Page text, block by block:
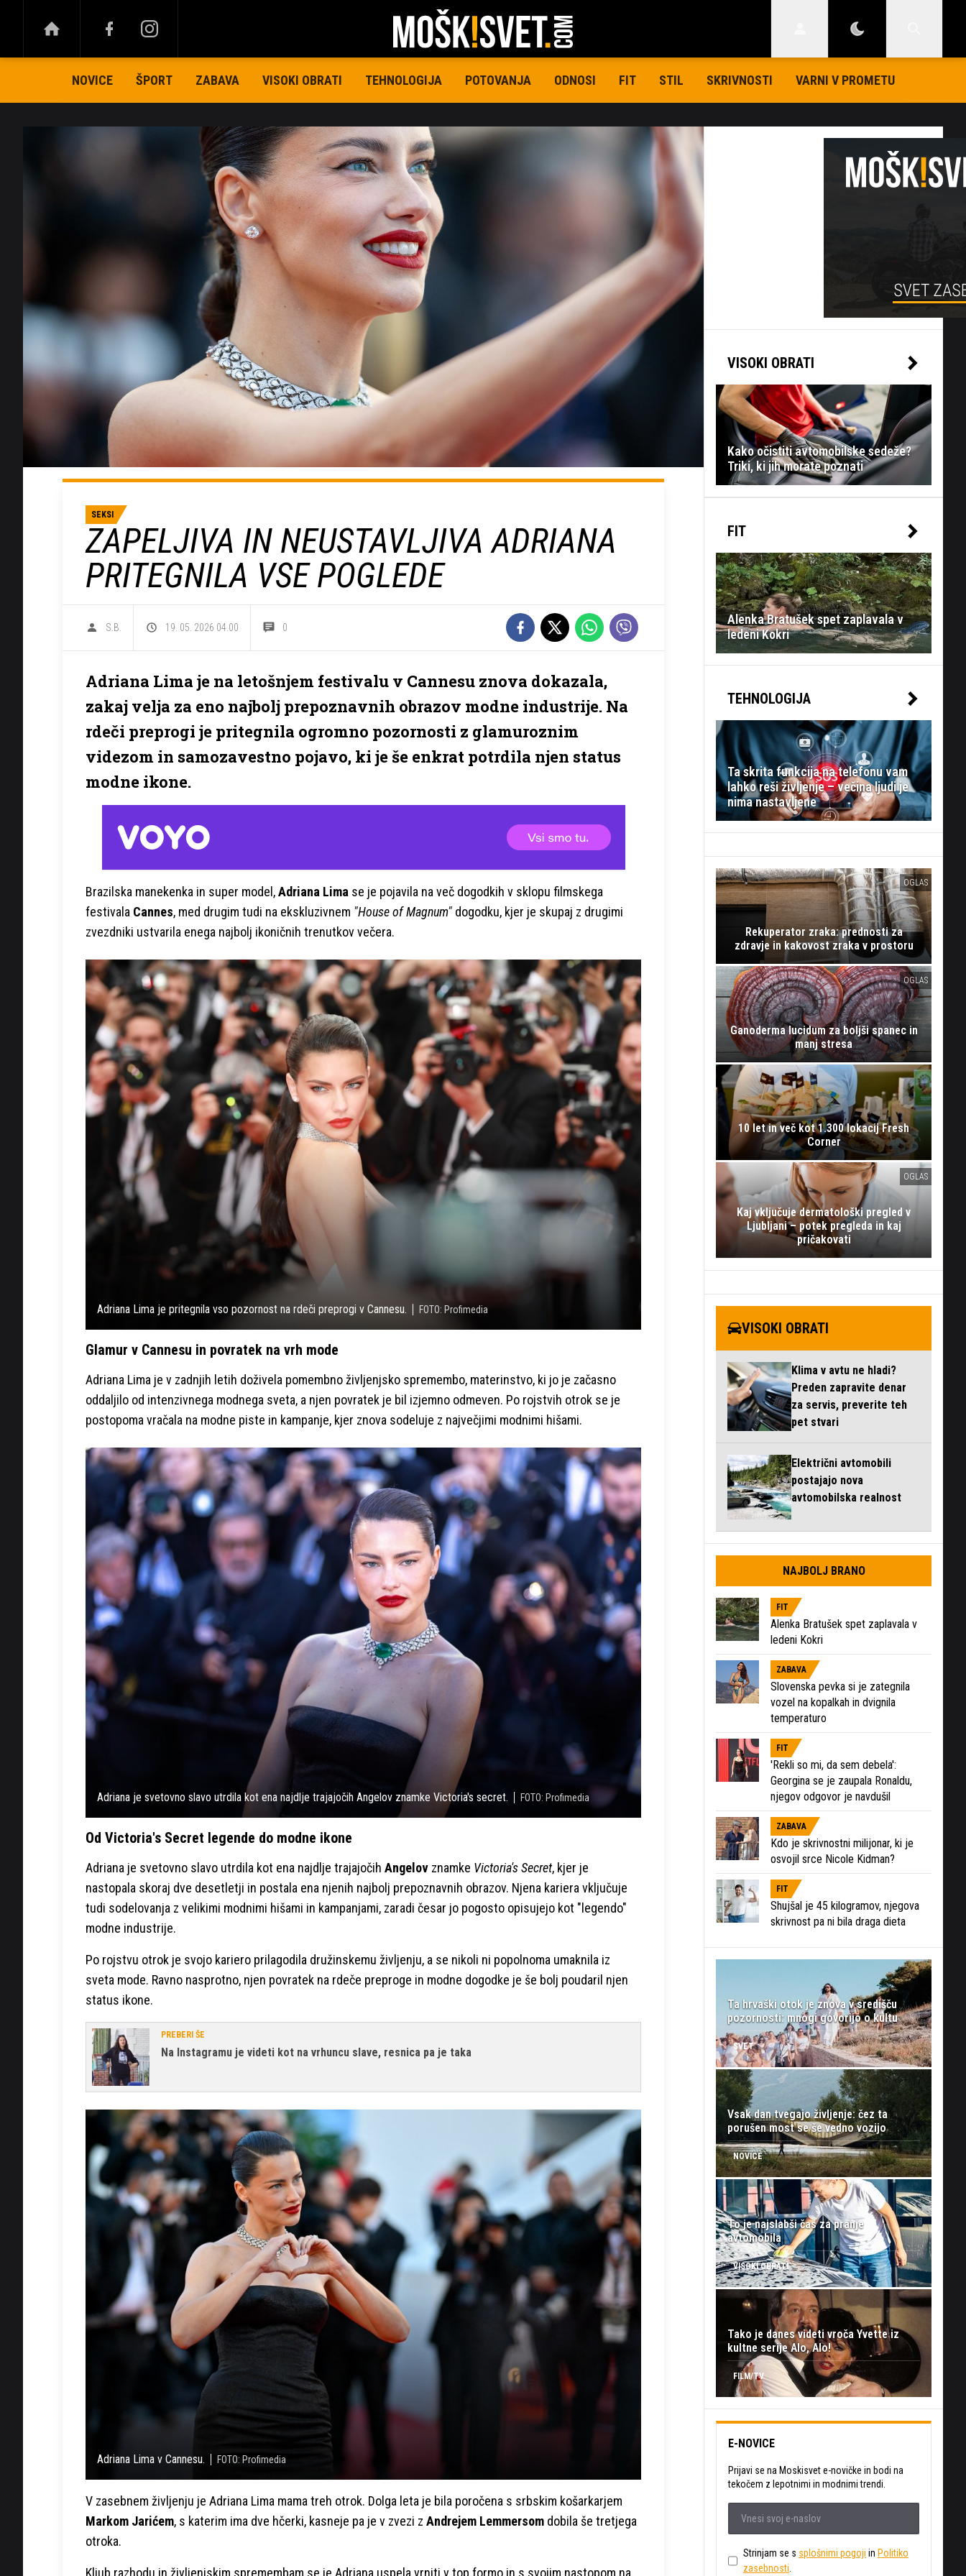
NOVICE ŠPORT ZABAVA VISOKI OBRATI TEHNOLOGIJA POTOVANJA ODNOSI FIT STIL SKRIVNOSTI VARNI V PROMETU
SEKSI
ZAPELJIVA IN NEUSTAVLJIVA ADRIANA
PRITEGNILA VSE POGLEDE
S.B. 19. 05. 2026 04.00 0
Adriana Lima je na letošnjem festivalu v Cannesu znova dokazala,
zakaj velja za eno najbolj prepoznavnih obrazov modne industrije. Na
rdeči preprogi je pritegnila ogromno pozornosti z glamuroznim
videzom in samozavestno pojavo, ki je še enkrat potrdila njen status
modne ikone.
Brazilska manekenka in super model,Adriana Lima se je pojavila na več dogodkih v sklopu filmskega
festivala Cannes, med drugim tudi na ekskluzivnem "House of Magnum" dogodku, kjer je skupaj z drugimi
zvezdniki ustvarila enega najbolj ikoničnih trenutkov večera.
Adriana Lima je pritegnila vso pozornost na rdeči preprogi v Cannesu. FOTO: Profimedia
Glamur v Cannesu in povratek na vrh mode
Adriana Lima je v zadnjih letih doživela pomembno življenjsko spremembo, materinstvo, ki jo je začasno
oddaljilo od intenzivnega modnega sveta, a njen povratek je bil izjemno odmeven. Po rojstvih otrok se je
postopoma vračala na modne piste in kampanje, kjer znova sodeluje z največjimi modnimi hišami.
Adriana je svetovno slavo utrdila kot ena najdlje trajajočih Angelov znamke Victoria's secret. FOTO: Profimedia
Od Victoria's Secret legende do modne ikone
Adriana je svetovno slavo utrdila kot ena najdlje trajajočih Angelov znamke Victoria's Secret, kjer je
nastopala skoraj dve desetletji in postala ena njenih najbolj prepoznavnih obrazov. Njena kariera vključuje
tudi sodelovanja z velikimi modnimi hišami in kampanjami, zaradi česar jo pogosto opisujejo kot "legendo"
modne industrije.
Po rojstvu otrok je svojo kariero prilagodila družinskemu življenju, a se nikoli ni popolnoma umaknila iz
sveta mode. Ravno nasprotno, njen povratek na rdeče preproge in modne dogodke je še bolj poudaril njen
status ikone.
PREBERI ŠE
Na Instagramu je videti kot na vrhuncu slave, resnica pa je taka
Adriana Lima v Cannesu. FOTO: Profimedia
V zasebnem življenju je Adriana Lima mama treh otrok. Dolga leta je bila poročena s srbskim košarkarjem
Markom Jarićem, s katerim ima dve hčerki, kasneje pa je v zvezi z Andrejem Lemmersom dobila še tretjega
otroka.
Kljub razhodu in življenjskim spremembam se je Adriana uspela vrniti v top formo in s svojim nastopom na
VISOKI OBRATI
Kako očistiti avtomobilske sedeže?
Triki, ki jih morate poznati
FIT
Alenka Bratušek spet zaplavala v
ledeni Kokri
TEHNOLOGIJA
Ta skrita funkcija na telefonu vam
lahko reši življenje – večina ljudi je
nima nastavljene
OGLAS
Rekuperator zraka: prednosti za
zdravje in kakovost zraka v prostoru
OGLAS
Ganoderma lucidum za boljši spanec in
manj stresa
10 let in več kot 1.300 lokacij Fresh
Corner
OGLAS
Kaj vključuje dermatološki pregled v
Ljubljani – potek pregleda in kaj
pričakovati
VISOKI OBRATI
Klima v avtu ne hladi?
Preden zapravite denar
za servis, preverite teh
pet stvari
Električni avtomobili
postajajo nova
avtomobilska realnost
NAJBOLJ BRANO
FIT
Alenka Bratušek spet zaplavala v
ledeni Kokri
ZABAVA
Slovenska pevka si je zategnila
vozel na kopalkah in dvignila
temperaturo
FIT
'Rekli so mi, da sem debela':
Georgina se je zaupala Ronaldu,
njegov odgovor je navdušil
ZABAVA
Kdo je skrivnostni milijonar, ki je
osvojil srce Nicole Kidman?
FIT
Shujšal je 45 kilogramov, njegova
skrivnost pa ni bila draga dieta
Ta hrvaški otok je znova v središču
pozornosti: mnogi govorijo o kultu
SVET
Vsak dan tvegajo življenje: čez ta
porušen most se še vedno vozijo
NOVICE
To je najslabši čas za pranje
avtomobila
VISOKI OBRATI
Tako je danes videti vroča Yvette iz
kultne serije Alo, Alo!
FILM/TV
E-NOVICE
Prijavi se na Moskisvet e-novičke in bodi na
tekočem z lepotnimi in modnimi trendi.
Strinjam se s splošnimi pogoji in Politiko
zasebnosti